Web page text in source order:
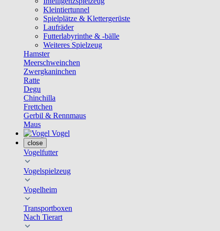
Kleintiertunnel
Spielplätze & Klettergerüste
Laufräder
Futterlabyrinthe & -bälle
Weiteres Spielzeug
Hamster
Meerschweinchen
Zwergkaninchen
Ratte
Degu
Chinchilla
Frettchen
Gerbil & Rennmaus
Maus
Vogel
close
Vogelfutter
Vogelspielzeug
Vogelheim
Transportboxen
Nach Tierart